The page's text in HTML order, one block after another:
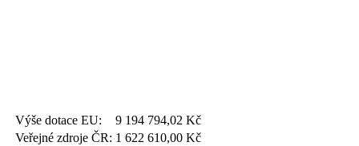
Výše dotace EU: 9 194 794,02 Kč
Veřejné zdroje ČR: 1 622 610,00 Kč